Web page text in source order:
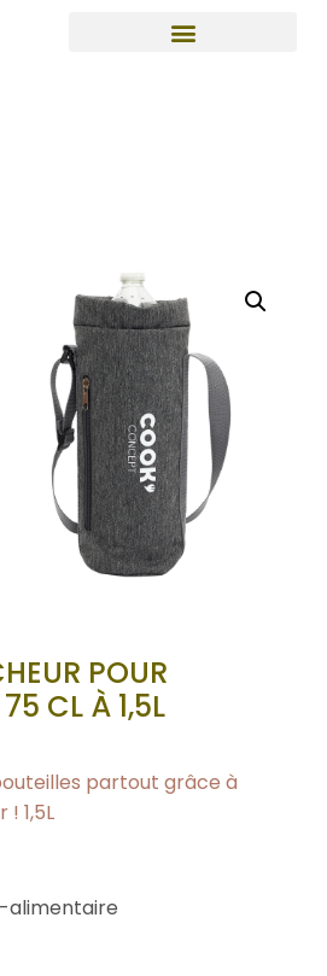
POUR
CL À 1,5L
partout grâce à
1,5L
alimentaire